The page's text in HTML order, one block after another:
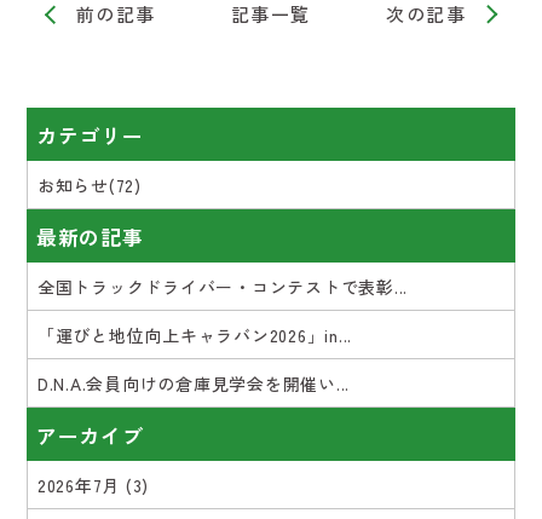
前の記事 記事一覧 次の記事
カテゴリー
お知らせ(72)
最新の記事
全国トラックドライバー・コンテストで表彰...
「運びと地位向上キャラバン2026」in...
D.N.A.会員向けの倉庫見学会を開催い...
アーカイブ
2026年7月 (3)